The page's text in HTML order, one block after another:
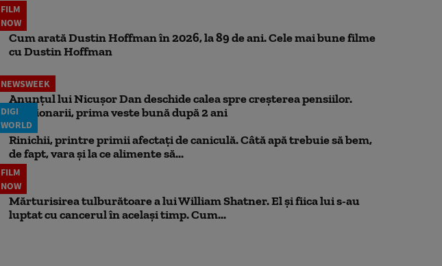
FILM
NOW
Cum arată Dustin Hoffman în 2026, la 89 de ani. Cele mai bune filme
cu Dustin Hoffman
NEWSWEEK
Anunțul lui Nicușor Dan deschide calea spre creșterea pensiilor.
Pensionarii, prima veste bună după 2 ani
DIGI
WORLD
Rinichii, printre primii afectați de caniculă. Câtă apă trebuie să bem,
de fapt, vara și la ce alimente să...
FILM
NOW
Mărturisirea tulburătoare a lui William Shatner. El și fiica lui s-au
luptat cu cancerul în același timp. Cum...